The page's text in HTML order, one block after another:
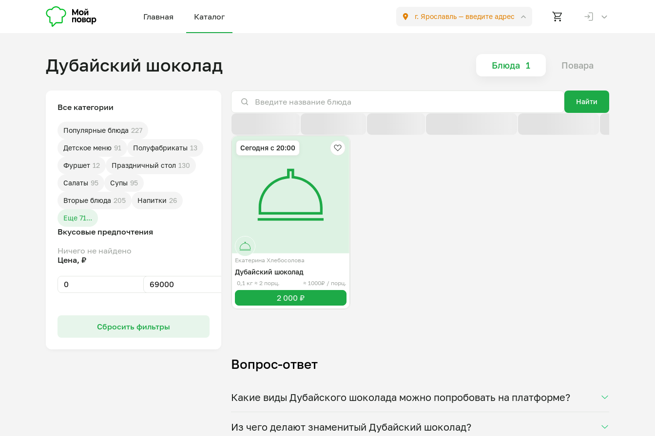
Главная Каталог г. Ярославль — введите адрес
Дубайский шоколад Блюда 1 Повара
Все категории
Популярные блюда 227
Детское меню 91 Полуфабрикаты 13
Фуршет 12 Праздничный стол 130
Салаты 95 Супы 95
Вторые блюда 205 Напитки 26
Еще 71...
Вкусовые предпочтения
Ничего не найдено
Цена, ₽
Сбросить фильтры
Найти
Сегодня с 20:00
Екатерина Хлебосолова
Дубайский шоколад
0,1 кг ≈ 2 порц. ≈ 1000₽ / порц.
2 000 ₽
Вопрос-ответ
Какие виды Дубайского шоколада можно попробовать на платформе?
пастой и пресным тестом катаифи в классическом исполнении, разные варианты с
Из чего делают знаменитый Дубайский шоколад?